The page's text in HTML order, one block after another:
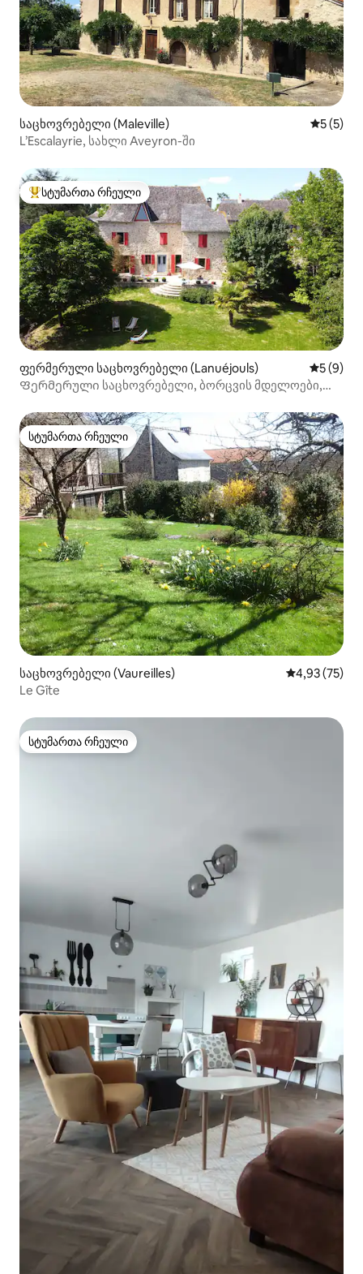
საცხოვრებელი (Maleville)
5 (5)
L’Escalayrie, სახლი Aveyron-ში
სტუმართა რჩეული მოწინავე ვარიანტი
სტუმართა რჩეული
ფერმერული საცხოვრებელი (Lanuéjouls) საშუალო
5 (9)
Ფერმერული საცხოვრებელი, ბორცვის მდელოები,
სტუმართა რჩეული
სტუმართა რჩეული
საცხოვრებელი (Vaureilles) საშუალო
4,93 (75)
Le Gîte
სტუმართა რჩეული
სტუმართა რჩეული